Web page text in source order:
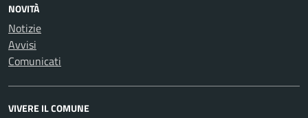
NOVITÀ
Notizie
Avvisi
Comunicati
VIVERE IL COMUNE